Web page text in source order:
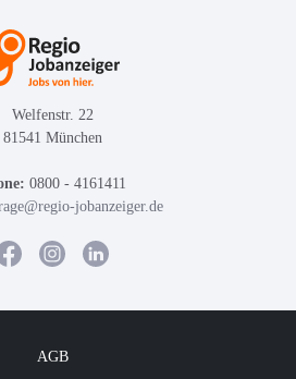
Welfenstr. 22
81541 München
0800 - 4161411
jobanzeiger.de
AGB